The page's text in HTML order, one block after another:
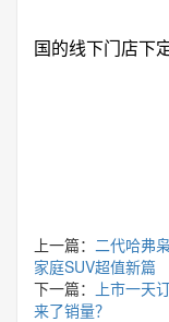
国的线下门店下
上一篇： 二代哈弗
家庭SUV超值新篇
下一篇：
上市一天
来了销量？